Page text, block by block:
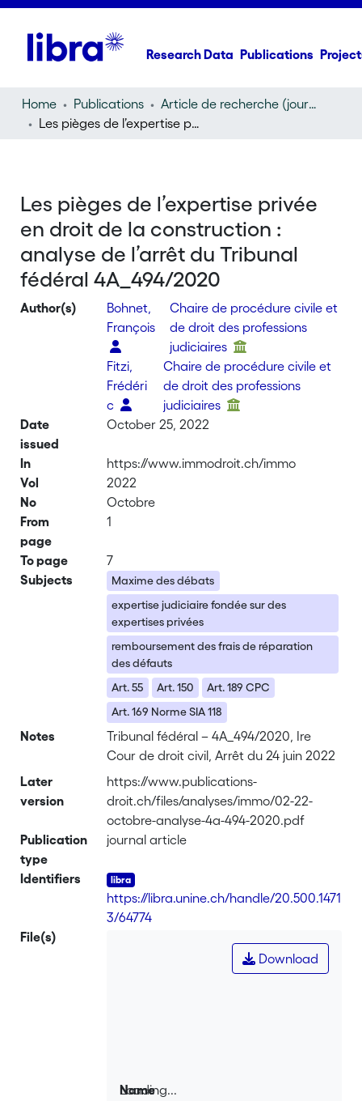
Research Data Publications
Home Publications
Article de recherche (journal article)
Les pièges de l’expertise privée en droit de la construction : analyse de l’arrêt du Tribunal fédéral 4A_494/2020
Les pièges de l’expertise privée
en droit de la construction :
analyse de l’arrêt du Tribunal
fédéral 4A_494/2020
Author(s)
Bohnet,
François
Chaire de procédure civile et
de droit des professions
judiciaires
Fitzi,
Frédéri
c
Chaire de procédure civile et
de droit des professions
judiciaires
Date
issued
October 25, 2022
In
https://www.immodroit.ch/immo
Vol
2022
No
Octobre
From
page
1
To page
7
Subjects
Maxime des débats
expertise judiciaire fondée sur des
expertises privées
remboursement des frais de réparation
des défauts
Art. 55
Art. 150
Art. 189 CPC
Art. 169 Norme SIA 118
Notes
Tribunal fédéral – 4A_494/2020, Ire
Cour de droit civil, Arrêt du 24 juin 2022
Later
version
https://www.publications-
droit.ch/files/analyses/immo/02-22-
octobre-analyse-4a-494-2020.pdf
Publication
type
journal article
Identifiers
https://libra.unine.ch/handle/20.500.1471
3/64774
File(s)
Loading...
Download
Name